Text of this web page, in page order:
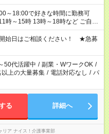
～18:00で好きな時間に勤務可
時～15時 13時～18時など ご自身
ご相談ください！ ★家庭の都合
場合も遠慮なくご相談くださ
始日はご相談ください！ ★急募
50代活躍中 / 副業・WワークOK /
以上の大量募集 / 電話対応なし / パ
る 詳細へ
リア ナイス！介護事業部